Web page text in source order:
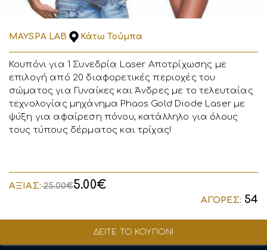
MAYSPA LAB Κάτω Τούμπα
ΔΕΙΤΕ ΤΟ ΚΟΥΠΟΝΙ
Κουπόνι για 1 Συνεδρία Laser Αποτρίχωσης με
επιλογή από 20 διαφορετικές περιοχές του
σώματος για Γυναίκες και Άνδρες με το τελευταίας
τεχνολογίας μηχάνημα Phaos Gold Diode Laser με
ψύξη για αφαίρεση πόνου, κατάλληλο για όλους
τους τύπους δέρματος και τρίχας!
ΑΞΙΑΣ:25.00€5.00€
ΑΓΟΡΕΣ: 54